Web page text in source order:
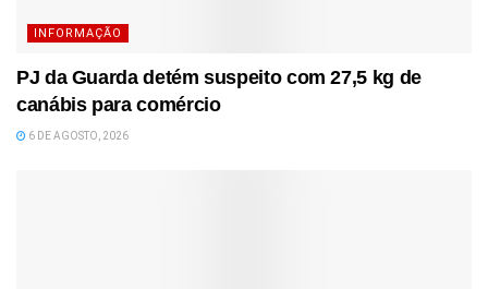
INFORMAÇÃO
PJ da Guarda detém suspeito com 27,5 kg de
canábis para comércio
6 DE AGOSTO, 2026